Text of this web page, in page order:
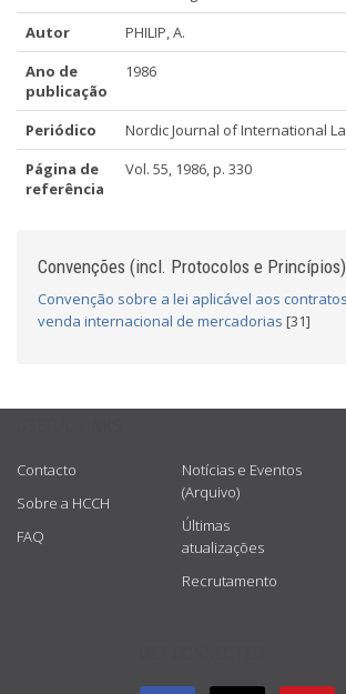
Autor
PHILIP, A.
Ano de
publicação
1986
Periódico
Nordic Journal of International
Página de
referência
Vol. 55, 1986, p. 330
Convenções (incl. Protocolos e Princípios)
Convenção sobre a lei aplicável aos
venda internacional de mercadorias [31]
Contacto
Sobre a HCCH
FAQ
Notícias e Eventos
(Arquivo)
Últimas
atualizações
Recrutamento